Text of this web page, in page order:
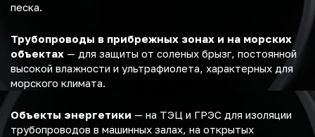
песка.
Трубопроводы в прибрежных зонах и на морских
объектах — для защиты от соленых брызг, постоянной
высокой влажности и ультрафиолета, характерных для
морского климата.
Объекты энергетики — на ТЭЦ и ГРЭС для изоляции
трубопроводов в машинных залах, на открытых